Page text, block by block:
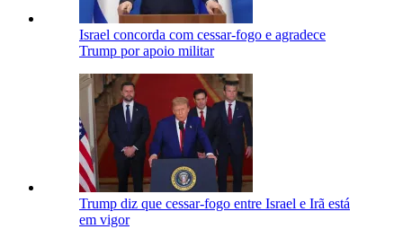
Israel concorda com cessar-fogo e agradece
Trump por apoio militar
Trump diz que cessar-fogo entre Israel e Irã está
em vigor